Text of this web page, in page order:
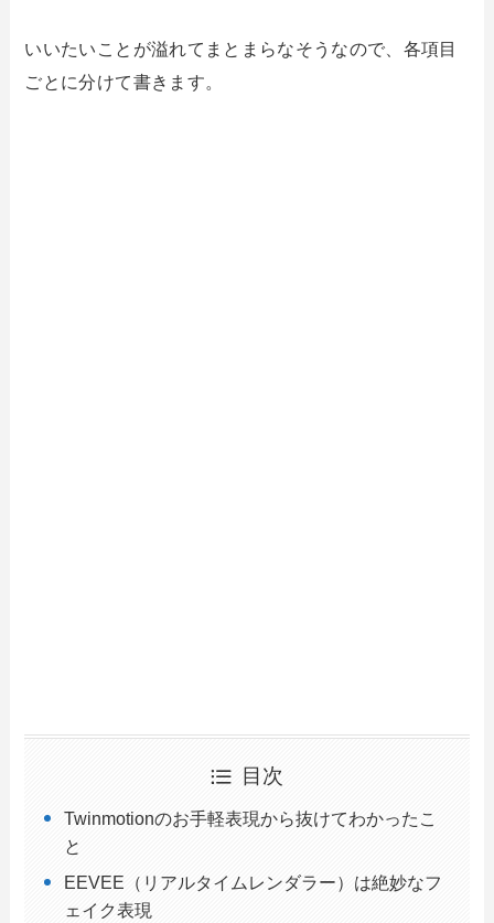
いいたいことが溢れてまとまらなそうなので、各項目
ごとに分けて書きます。
目次
Twinmotionのお手軽表現から抜けてわかったこ
と
EEVEE（リアルタイムレンダラー）は絶妙なフ
ェイク表現